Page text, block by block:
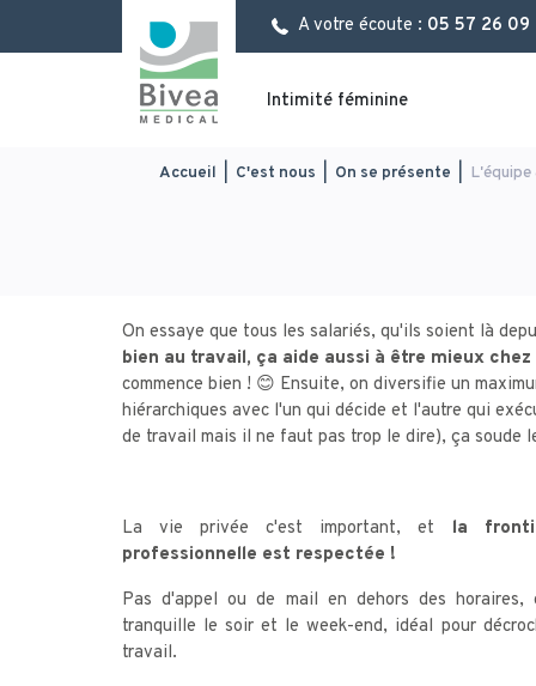
A votre écoute : 05 57 26 09
Intimité féminine
You
Accueil C'est nous On se présente L'équipe
On essaye que tous les salariés, qu'ils soient là
bien au travail, ça aide aussi à être mieux
commence bien ! 😊 Ensuite, on diversifie un
hiérarchiques avec l'un qui décide et l'autre qui
de travail mais il ne faut pas trop le dire), ça soude
La vie privée c'est important, et la
professionnelle est respectée !
Pas d'appel ou de mail en dehors des
tranquille le soir et le week-end, idéal pour
travail.